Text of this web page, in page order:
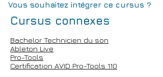
Vous souhaitez intégrer ce cursus ?
Cursus connexes
Bachelor Technicien du son
Ableton Live
Pro-Tools
Certification AVID Pro-Tools 110